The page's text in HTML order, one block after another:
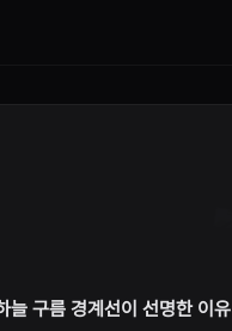
늘 구름 경계선이 선명한 이유